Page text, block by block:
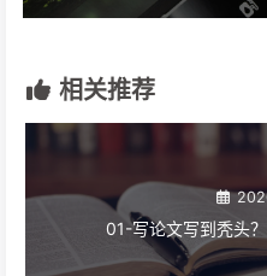
相关推荐
01-写论文写到秃头